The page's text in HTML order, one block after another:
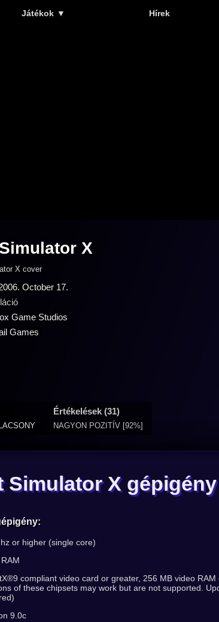
Játékok ▼ Hírek
X
October 17.
Game Studios
Games
Értékelések (31)
NAGYON POZITÍV [92%]
Simulator X gépigény
or higher (single core)
compliant video card or greater, 256 MB video
of these chipsets may work but are not supported.
9.0c